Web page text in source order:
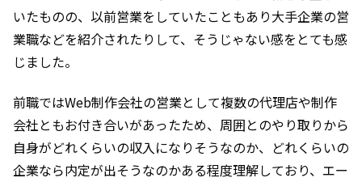
いたものの、以前営業をしていたこともあり大手企業の営
業職などを紹介されたりして、そうじゃない感をとても感
じました。
前職ではWeb制作会社の営業として複数の代理店や制作
会社ともお付き合いがあったため、周囲とのやり取りから
自身がどれくらいの収入になりそうなのか、どれくらいの
企業なら内定が出そうなのかある程度理解しており、エー